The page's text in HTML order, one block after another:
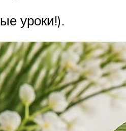
уроки!).